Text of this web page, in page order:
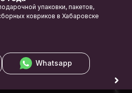
упаковки, пакетов,
ковриков в Хабаровске
Whatsapp